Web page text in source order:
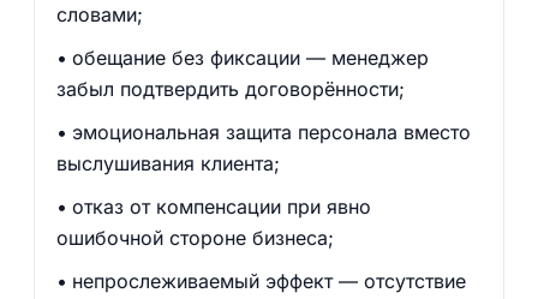
словами;
обещание без фиксации — менеджер
забыл подтвердить договорённости;
эмоциональная защита персонала вместо
выслушивания клиента;
отказ от компенсации при явно
ошибочной стороне бизнеса;
непрослеживаемый эффект — отсутствие